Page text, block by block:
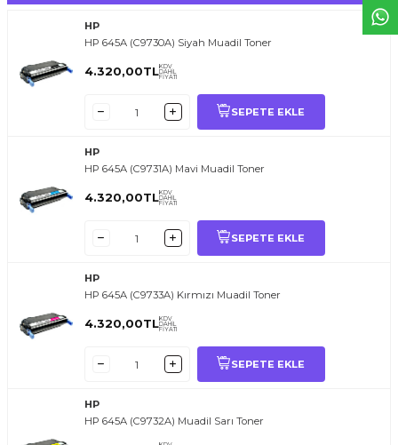
HP
HP 645A (C9730A) Siyah Muadil Toner
4.320,00TLKDV
DAHİL
FİYATI
SEPETE EKLE
HP
HP 645A (C9731A) Mavi Muadil Toner
4.320,00TLKDV
DAHİL
FİYATI
SEPETE EKLE
HP
HP 645A (C9733A) Kırmızı Muadil Toner
4.320,00TLKDV
DAHİL
FİYATI
SEPETE EKLE
HP
HP 645A (C9732A) Muadil Sarı Toner